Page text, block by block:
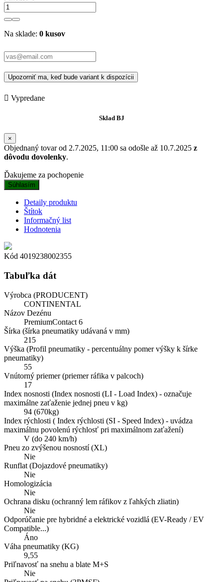
Na sklade: 0 kusov
Upozorniť ma, keď bude variant k dispozícii
 Vypredane
Sklad BJ
×
Objednaný tovar od 2.7.2025, 11:00 sa odošle až 10.7.2025 z
dôvodu dovolenky.
Ďakujeme za pochopenie
Súhlasím
Detaily produktu
Štítok
Informačný list
Hodnotenia
Kód 4019238002355
Tabuľka dát
Výrobca (PRODUCENT)
CONTINENTAL
Názov Dezénu
PremiumContact 6
Šírka (šírka pneumatiky udávaná v mm)
215
Výška (Profil pneumatiky - percentuálny pomer výšky k šírke
pneumatiky)
55
Vnútorný priemer (priemer ráfika v palcoch)
17
Index nosnosti (Index nosnosti (LI - Load Index) - označuje
maximálne zaťaženie jednej pneu v kg)
94 (670kg)
Index rýchlosti ( Index rýchlosti (SI - Speed Index) - uvádza
maximálnu povolenú rýchlosť pri maximálnom zaťažení)
V (do 240 km/h)
Pneu zo zvýšenou nosností (XL)
Nie
Runflat (Dojazdové pneumatiky)
Nie
Homologizácia
Nie
Ochrana disku (ochranný lem ráfikov z ľahkých zliatin)
Nie
Odporúčanie pre hybridné a elektrické vozidlá (EV-Ready / EV
Compatible...)
Áno
Váha pneumatiky (KG)
9,55
Priľnavosť na snehu a blate M+S
Nie